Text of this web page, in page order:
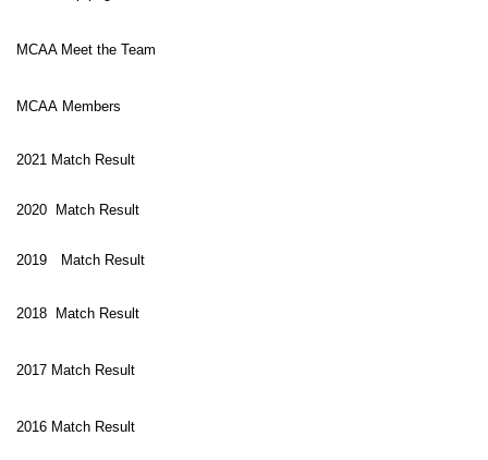
MCAA Meet the Team
MCAA Members
2021 Match Result
2020 Match Result
2019 Match Result
2018 Match Result
2017 Match Result
2016 Match Result